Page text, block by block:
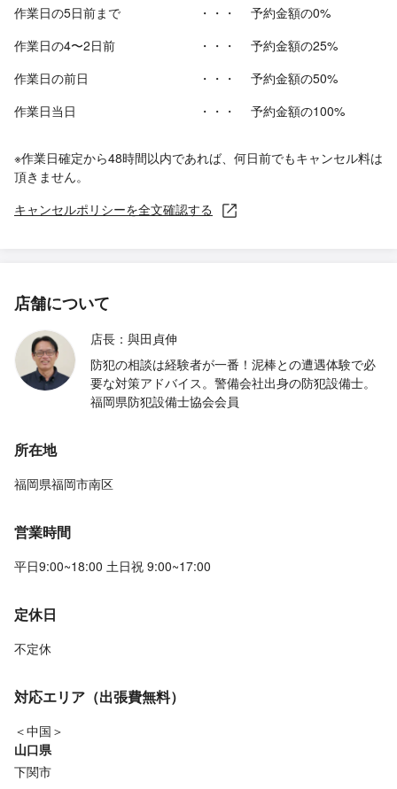
作業日の5日前まで ・・・
予約金額の0%
作業日の4〜2日前
・・・
予約金額の25%
作業日の前日
・・・
予約金額の50%
作業日当日
・・・ 予約金額の100%
※作業日確定から48時間以内であれば、何日前でもキャンセル料は
頂きません。
キャンセルポリシーを全文確認する
店舗について
店長：與田貞伸
防犯の相談は経験者が一番！泥棒との遭遇体験で必
要な対策アドバイス。警備会社出身の防犯設備士。
福岡県防犯設備士協会会員
所在地
福岡県福岡市南区
営業時間
平日9:00~18:00 土日祝 9:00~17:00
定休日
不定休
対応エリア（出張費無料）
＜中国＞
山口県
下関市